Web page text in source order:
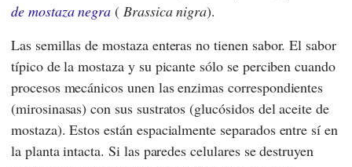
de mostaza negra ( Brassica nigra).
Las semillas de mostaza enteras no tienen sabor. El sabor
típico de la mostaza y su picante sólo se perciben cuando
procesos mecánicos unen las enzimas correspondientes
(mirosinasas) con sus sustratos (glucósidos del aceite de
mostaza). Estos están espacialmente separados entre sí en
la planta intacta. Si las paredes celulares se destruyen